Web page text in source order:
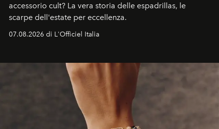
accessorio cult? La vera storia delle espadrillas, le
scarpe dell'estate per eccellenza.
07.08.2026 di L'Officiel Italia